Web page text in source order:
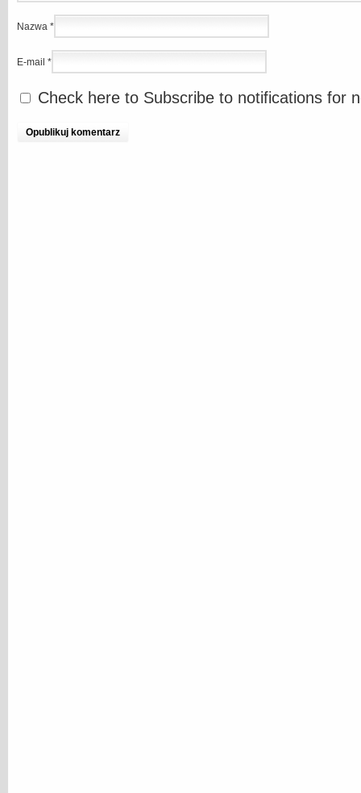
Nazwa *
E-mail *
Check here to Subscribe to notifications for